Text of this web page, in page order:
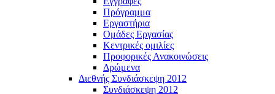
Πρόγραμμα
Εργαστήρια
Ομάδες Εργασίας
Κεντρικές ομιλίες
Προφορικές Ανακοινώσεις
Δρώμενα
Διεθνής Συνδιάσκεψη 2012
Συνδιάσκεψη 2012